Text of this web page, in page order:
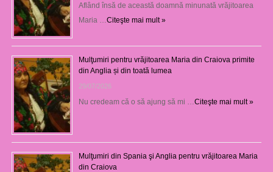
Aflând însă de această doamnă minunată vrăjitoarea
Maria … Citeşte mai mult »
Mulţumiri pentru vrăjitoarea Maria din Craiova primite
din Anglia și din toată lumea
29/07/2026
Nu credeam că o să ajung să mi … Citeşte mai mult »
Mulţumiri din Spania şi Anglia pentru vrăjitoarea Maria
din Craiova